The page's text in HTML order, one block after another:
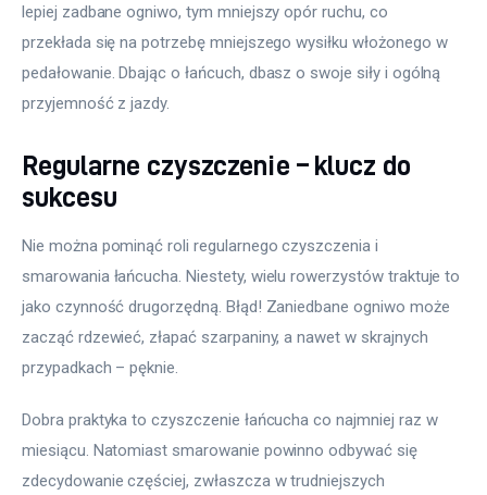
lepiej zadbane ogniwo, tym mniejszy opór ruchu, co
przekłada się na potrzebę mniejszego wysiłku włożonego w
pedałowanie. Dbając o łańcuch, dbasz o swoje siły i ogólną
przyjemność z jazdy.
Regularne czyszczenie – klucz do
sukcesu
Nie można pominąć roli regularnego czyszczenia i
smarowania łańcucha. Niestety, wielu rowerzystów traktuje to
jako czynność drugorzędną. Błąd! Zaniedbane ogniwo może
zacząć rdzewieć, złapać szarpaniny, a nawet w skrajnych
przypadkach – pęknie.
Dobra praktyka to czyszczenie łańcucha co najmniej raz w
miesiącu. Natomiast smarowanie powinno odbywać się
zdecydowanie częściej, zwłaszcza w trudniejszych